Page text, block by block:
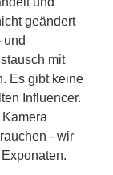
geändert
und
mit
Es gibt keine
Influencer.
- wir